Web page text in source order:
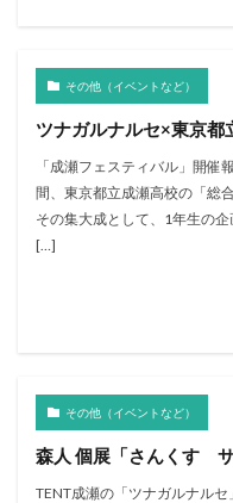
その他（イベントなど）
ツナガルナルセ×東京都
「成瀬フェスティバル」開催
間、東京都立成瀬高校の「総
その集大成として、1年生の
[…]
その他（イベントなど）
森人 個展「さんくす
TENT成瀬の「ツナガルナル